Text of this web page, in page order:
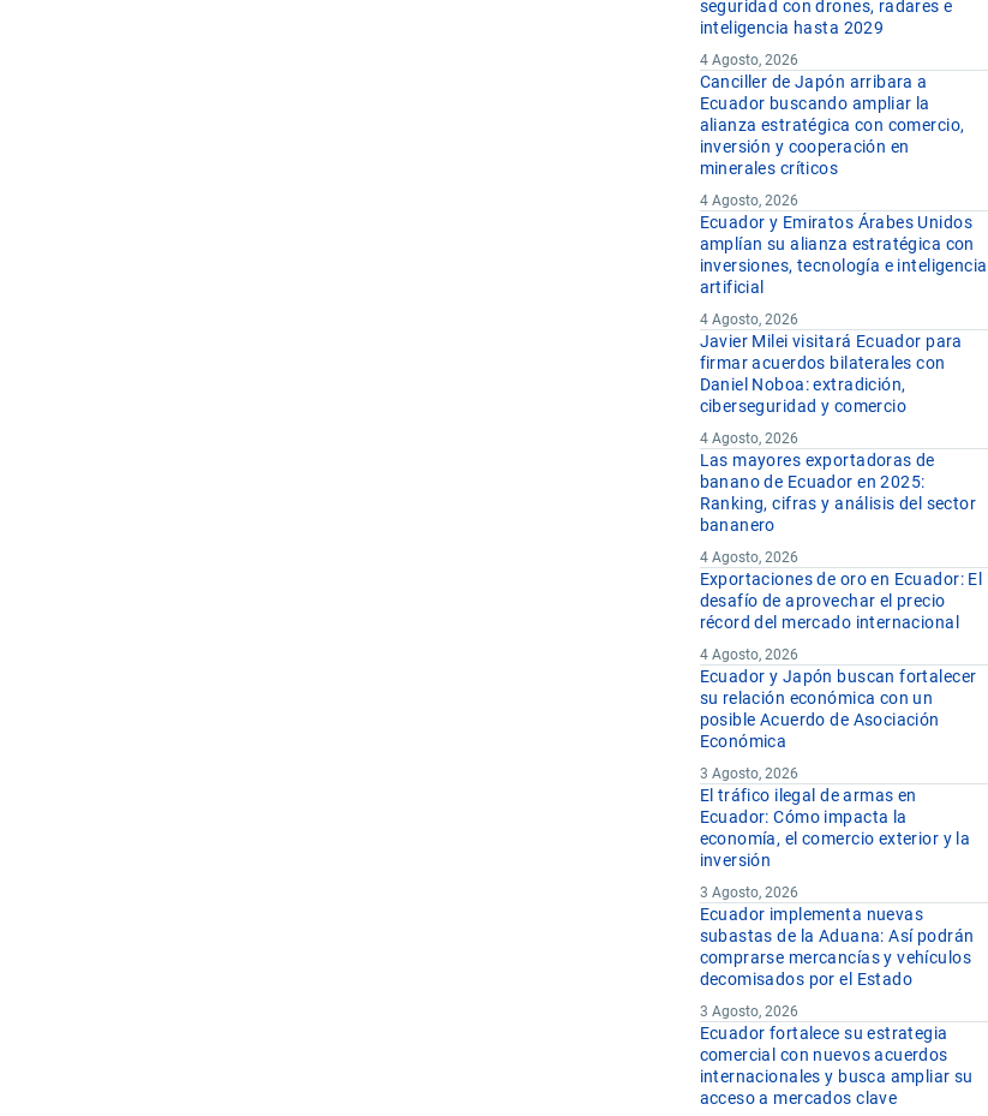
seguridad con drones, radares e
inteligencia hasta 2029
4 Agosto, 2026
Canciller de Japón arribara a
Ecuador buscando ampliar la
alianza estratégica con comercio,
inversión y cooperación en
minerales críticos
4 Agosto, 2026
Ecuador y Emiratos Árabes Unidos
amplían su alianza estratégica con
inversiones, tecnología e inteligencia
artificial
4 Agosto, 2026
Javier Milei visitará Ecuador para
firmar acuerdos bilaterales con
Daniel Noboa: extradición,
ciberseguridad y comercio
4 Agosto, 2026
Las mayores exportadoras de
banano de Ecuador en 2025:
Ranking, cifras y análisis del sector
bananero
4 Agosto, 2026
Exportaciones de oro en Ecuador: El
desafío de aprovechar el precio
récord del mercado internacional
4 Agosto, 2026
Ecuador y Japón buscan fortalecer
su relación económica con un
posible Acuerdo de Asociación
Económica
3 Agosto, 2026
El tráfico ilegal de armas en
Ecuador: Cómo impacta la
economía, el comercio exterior y la
inversión
3 Agosto, 2026
Ecuador implementa nuevas
subastas de la Aduana: Así podrán
comprarse mercancías y vehículos
decomisados por el Estado
3 Agosto, 2026
Ecuador fortalece su estrategia
comercial con nuevos acuerdos
internacionales y busca ampliar su
acceso a mercados clave